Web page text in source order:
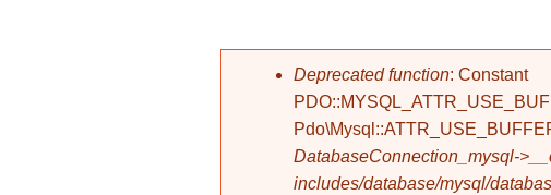
Fehlermeldung
Deprecated function: Constant
DatabaseConnection_mysql-
includes/database/mysql/